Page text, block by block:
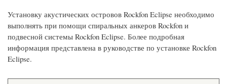
Установку акустических островов Rockfon Eclipse необходимо
выполнять при помощи спиральных анкеров Rockfon и
подвесной системы Rockfon Eclipse. Более подробная
информация представлена в руководстве по установке Rockfon
Eclipse.